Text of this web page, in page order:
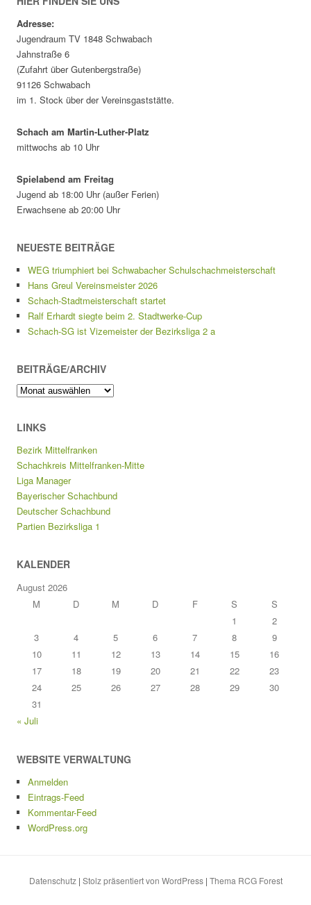
Adresse:
Jugendraum TV 1848 Schwabach
Jahnstraße 6
(Zufahrt über Gutenbergstraße)
91126 Schwabach
im 1. Stock über der Vereinsgaststätte.
Schach am Martin-Luther-Platz
mittwochs ab 10 Uhr
Spielabend am Freitag
Jugend ab 18:00 Uhr (außer Ferien)
Erwachsene ab 20:00 Uhr
NEUESTE BEITRÄGE
WEG triumphiert bei Schwabacher Schulschachmeisterschaft
Hans Greul Vereinsmeister 2026
Schach-Stadtmeisterschaft startet
Ralf Erhardt siegte beim 2. Stadtwerke-Cup
Schach-SG ist Vizemeister der Bezirksliga 2 a
BEITRÄGE/ARCHIV
Beiträge/Archiv
LINKS
Bezirk Mittelfranken
Schachkreis Mittelfranken-Mitte
Liga Manager
Bayerischer Schachbund
Deutscher Schachbund
Partien Bezirksliga 1
KALENDER
August 2026
M
D M D F S
S
1
2
3
4 5 6 7 8
9
10
11 12 13 14 15
16
17
18 19 20 21 22
23
24
25 26 27 28 29
30
31
« Juli
WEBSITE VERWALTUNG
Anmelden
Eintrags-Feed
Kommentar-Feed
WordPress.org
Datenschutz| Stolz präsentiert von WordPress| Thema RCG Forest